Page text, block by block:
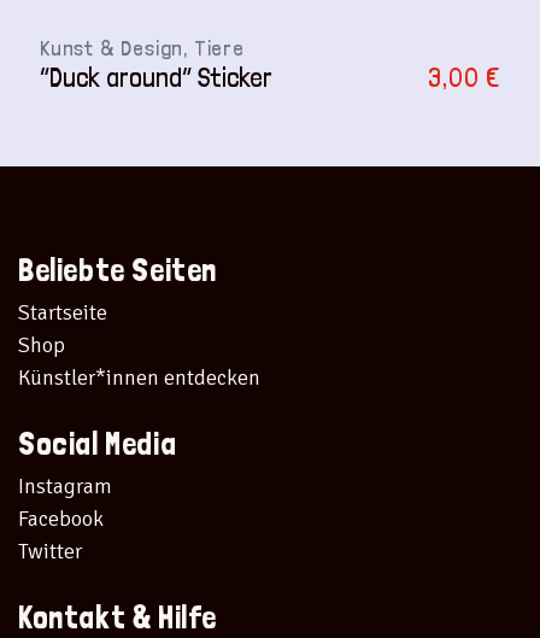
Kunst & Design, Tiere
“Duck around” Sticker 3,00 €
Beliebte Seiten
Startseite
Shop
Künstler*innen entdecken
Social Media
Instagram
Facebook
Twitter
Kontakt & Hilfe